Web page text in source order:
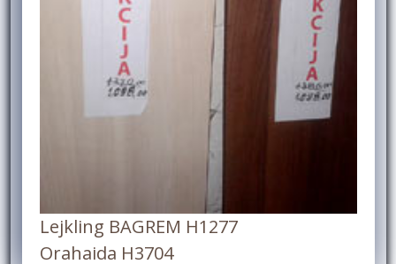
Lejkling BAGREM H1277
Orahaida H3704